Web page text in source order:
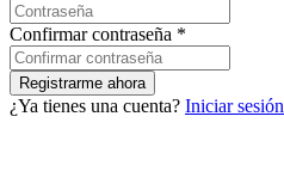
Confirmar contraseña *
¿Ya tienes una cuenta? Iniciar sesión